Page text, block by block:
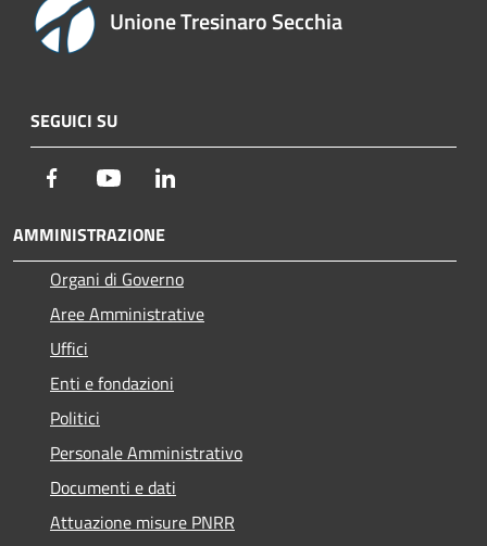
Unione Tresinaro Secchia
SEGUICI SU
Facebook Youtube
AMMINISTRAZIONE
Organi di Governo
Aree Amministrative
Uffici
Enti e fondazioni
Politici
Personale Amministrativo
Documenti e dati
Attuazione misure PNRR